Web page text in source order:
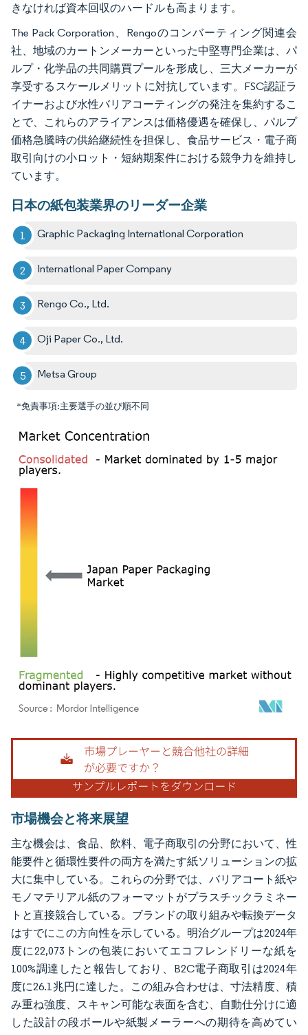
きなければ資本回収のハードルも高まります。
The Pack Corporation、Rengoのコンバーティング関連会
社、地域のカートンメーカーといった中堅専門企業は、パ
ルプ・化学品の共同購買プールを形成し、三大メーカーが
享受するスケールメリットに対抗しています。FSC認証ラ
イナーおよび水性バリアコーティングの発注を集約するこ
とで、これらのアライアンスは価格優遇を確保し、パルプ
価格急騰時の供給継続性を担保し、食品サービス・電子商
取引向けの小ロット・短納期案件における競争力を維持し
ています。
日本の紙包装業界のリーダー企業
Graphic Packaging International Corporation
International Paper Company
Rengo Co., Ltd.
Oji Paper Co., Ltd.
Metsa Group
*免責事項:主要選手の並び順不同
画像 © Mordor Intelligence。再利用にはCC BY 4.0の表示が必要です。
市場機会と将来展望
主な機会は、食品、飲料、電子商取引の分野において、性
能要件と循環性要件の両方を満たす紙ソリューションの拡
大に集中している。これらの分野では、バリアコート紙や
モノマテリアル紙のフォーマットがプラスチックラミネー
トと直接競合している。ブランドの取り組みや転換データ
はすでにこの方向性を示している。明治グループは2024年
度に22,073トンの包装においてエコフレンドリーな紙を
100%調達したと報告しており、B2C電子商取引は2024年
度に26.1兆円に達した。この組み合わせは、寸法精度、積
み重ね強度、スキャン可能な表面を含む、自動仕分けに適
した設計の段ボールや紙製メーラーへの期待を高めてい